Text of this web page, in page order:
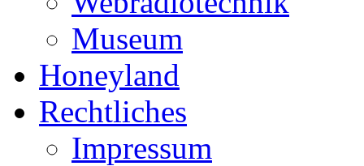
Museum
Honeyland
Rechtliches
Impressum